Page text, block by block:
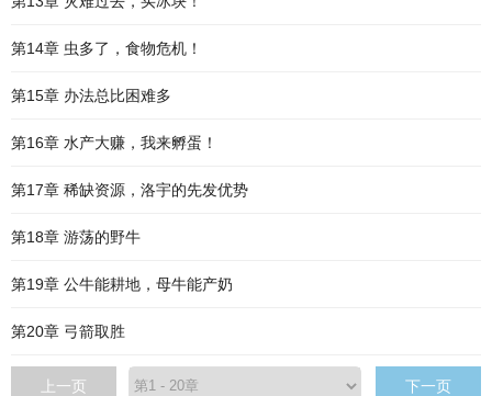
第14章 虫多了，食物危机！
第15章 办法总比困难多
第16章 水产大赚，我来孵蛋！
第17章 稀缺资源，洛宇的先发优势
第18章 游荡的野牛
第19章 公牛能耕地，母牛能产奶
第20章 弓箭取胜
上一页 下一页